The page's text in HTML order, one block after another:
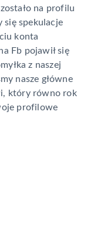
na profilu
się spekulacje
konta
Fb pojawił się
z naszej
nasze główne
który równo rok
profilowe